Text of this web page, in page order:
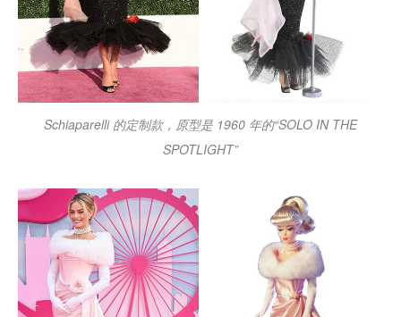
Schiaparelli 的定制款，原型是 1960 年的“SOLO IN THE
SPOTLIGHT”